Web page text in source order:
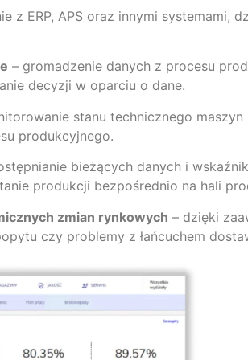
z ERP, APS oraz innymi systemami,
– gromadzenie danych z procesu
decyzji w oparciu o dane.
stanu technicznego
produkcyjnego.
bieżących danych i
produkcji bezpośrednio na hali
zmian rynkowych – dzięki
czy problemy z łańcuchem